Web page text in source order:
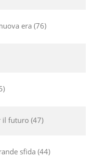
era 76
il futuro 47
sfida 44